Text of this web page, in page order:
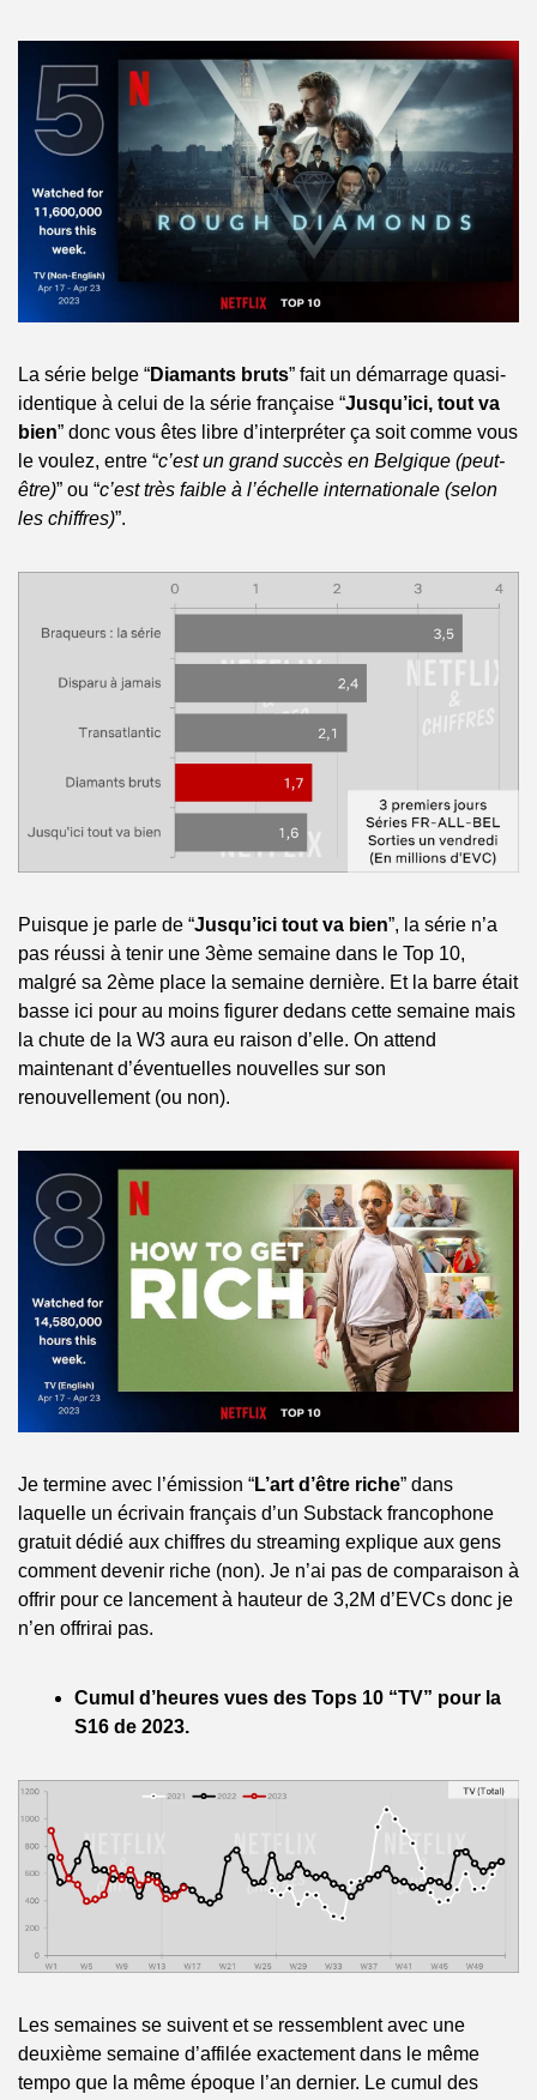
La série belge “Diamants bruts” fait un démarrage quasi-
identique à celui de la série française “Jusqu’ici, tout va
bien” donc vous êtes libre d’interpréter ça soit comme vous
le voulez, entre “c’est un grand succès en Belgique (peut-
être)” ou “c’est très faible à l’échelle internationale (selon
les chiffres)”.
Puisque je parle de “Jusqu’ici tout va bien”, la série n’a
pas réussi à tenir une 3ème semaine dans le Top 10,
malgré sa 2ème place la semaine dernière. Et la barre était
basse ici pour au moins figurer dedans cette semaine mais
la chute de la W3 aura eu raison d’elle. On attend
maintenant d’éventuelles nouvelles sur son
renouvellement (ou non).
Je termine avec l’émission “L’art d’être riche” dans
laquelle un écrivain français d’un Substack francophone
gratuit dédié aux chiffres du streaming explique aux gens
comment devenir riche (non). Je n’ai pas de comparaison à
offrir pour ce lancement à hauteur de 3,2M d’EVCs donc je
n’en offrirai pas.
Cumul d’heures vues des Tops 10 “TV” pour la
S16 de 2023.
Les semaines se suivent et se ressemblent avec une
deuxième semaine d’affilée exactement dans le même
tempo que la même époque l’an dernier. Le cumul des